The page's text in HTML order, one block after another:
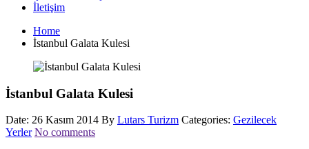
İletişim
Home
İstanbul Galata Kulesi
İstanbul Galata Kulesi
Date: 26 Kasım 2014 By Lutars Turizm Categories: Gezilecek
Yerler No comments